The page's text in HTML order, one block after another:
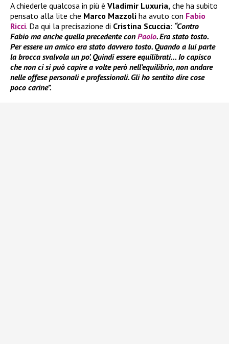
A chiederle qualcosa in più è Vladimir Luxuria, che ha subito
pensato alla lite che Marco Mazzoli ha avuto con Fabio
Ricci. Da qui la precisazione di Cristina Scuccia: “Contro
Fabio ma anche quella precedente con Paolo. Era stato tosto.
Per essere un amico era stato davvero tosto. Quando a lui parte
la brocca svalvola un po’. Quindi essere equilibrati… Io capisco
che non ci si può capire a volte però nell’equilibrio, non andare
nelle offese personali e professionali. Gli ho sentito dire cose
poco carine”.